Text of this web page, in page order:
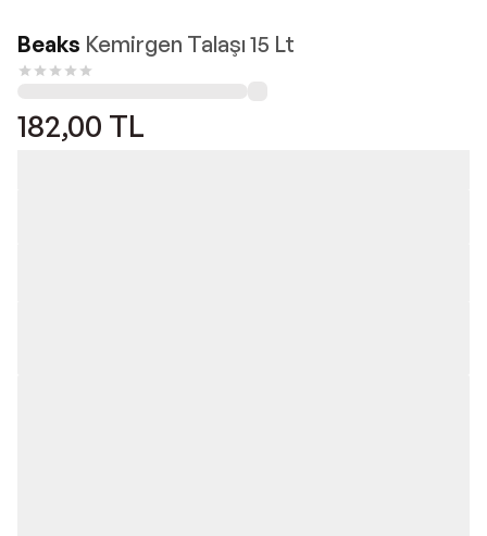
Beaks Kemirgen Talaşı 15 Lt
182,00 TL